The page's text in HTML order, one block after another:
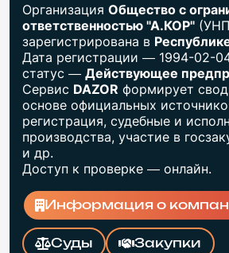
Организация Общество с
ответственностью "А.КОР"
зарегистрирована в
Дата регистрации — 1994-02-
статус — Действующее
Сервис DAZOR формирует
основе официальных
регистрация, судебные и
производства, участие в
и др.
Доступ к проверке — онлайн.
Информация о
Суды Закупки